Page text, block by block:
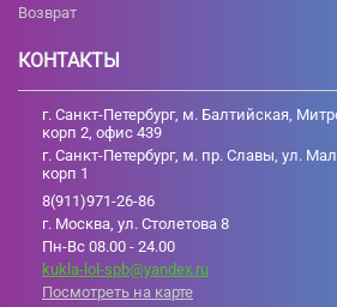
Возврат
КОНТАКТЫ
г. Санкт-Петербург, м. Балтийская,
корп 2, офис 439
г. Санкт-Петербург, м. пр. Славы, ул.
корп 1
8(911)971-26-86
г. Москва, ул. Столетова 8
Пн-Вс 08.00 - 24.00
kukla-lol-spb@yandex.ru
Посмотреть на карте